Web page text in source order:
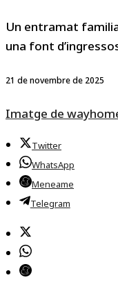
Un entramat
una font
21 de novembre de 2025
Imatge de
Twitter
WhatsApp
Meneame
Telegram